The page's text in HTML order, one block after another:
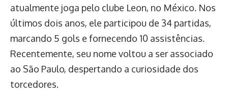
atualmente joga pelo clube Leon, no México. Nos
últimos dois anos, ele participou de 34 partidas,
marcando 5 gols e fornecendo 10 assistências.
Recentemente, seu nome voltou a ser associado
ao São Paulo, despertando a curiosidade dos
torcedores.